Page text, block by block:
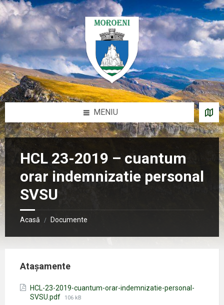
Sari
la
conținut
Salt
la
bara
laterală
stângă
Salt
la
bara
laterală
dreaptă
Salt
la
subsol
MENIU
HCL 23-2019 – cuantum
orar indemnizatie personal
SVSU
Acasă / Documente
Atașamente
HCL-23-2019-cuantum-orar-indemnizatie-personal-
SVSU.pdf Mărimea
106 kB